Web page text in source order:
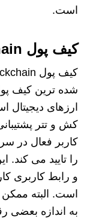
است.
کیف پول Blockchain
شده ترین کیف
ارزهای دیجیتال
کش و تتر
کاربر فعال در
را تایید می کند.
و رابط کاربری
است. البته
به اندازه بعضی